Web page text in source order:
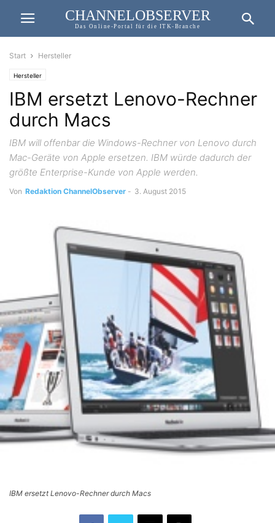
CHANNELOBSERVER
Das Online-Portal für die ITK-Branche
Start Hersteller
Hersteller
IBM ersetzt Lenovo-Rechner
durch Macs
IBM will offenbar die Windows-Rechner von Lenovo durch
Mac-Geräte von Apple ersetzen. IBM würde dadurch der
größte Enterprise-Kunde von Apple werden.
Von Redaktion ChannelObserver - 3. August 2015
IBM ersetzt Lenovo-Rechner durch Macs